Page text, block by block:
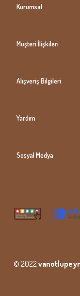
Kurumsal
Müşteri İlişkileri
Alışveriş Bilgileri
Yardım
Sosyal Medya
© 2022